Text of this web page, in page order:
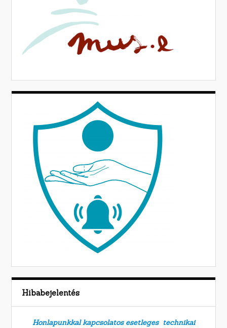
Hibabejelentés
Honlapunkkal kapcsolatos esetleges technikai